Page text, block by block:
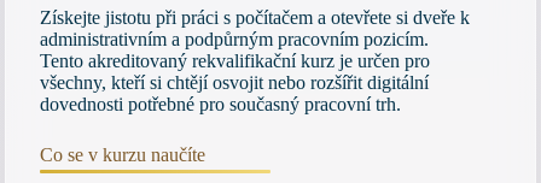
Získejte jistotu při práci s počítačem a otevřete si dveře k
administrativním a podpůrným pracovním pozicím.
Tento akreditovaný rekvalifikační kurz je určen pro
všechny, kteří si chtějí osvojit nebo rozšířit digitální
dovednosti potřebné pro současný pracovní trh.
Co se v kurzu naučíte